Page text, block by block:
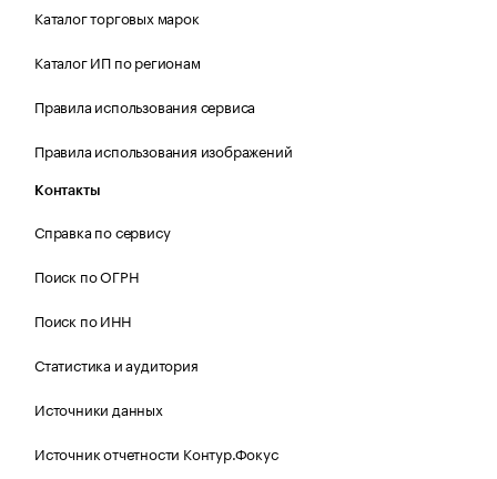
Каталог торговых марок
Каталог ИП по регионам
Правила использования сервиса
Правила использования изображений
Контакты
Справка по сервису
Поиск по ОГРН
Поиск по ИНН
Статистика и аудитория
Источники данных
Источник отчетности Контур.Фокус